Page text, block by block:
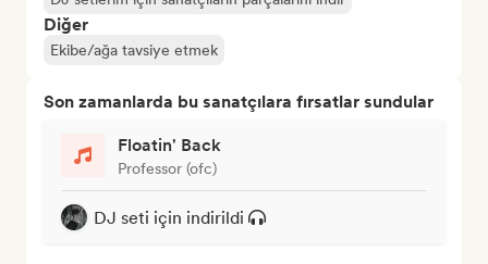
Diğer
Ekibe/ağa tavsiye etmek
Son zamanlarda bu sanatçılara fırsatlar sundular
Floatin' Back
Professor (ofc)
DJ seti için indirildi